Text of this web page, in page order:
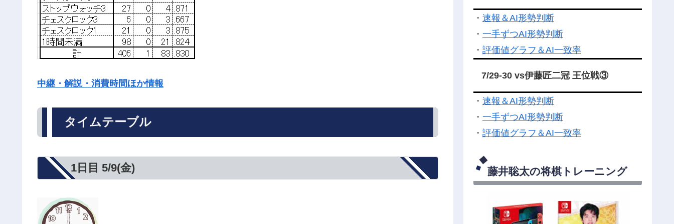
中継・解説・消費時間ほか情報
タイムテーブル
1日目 5/9(金)
・ 速報＆AI形勢判断
・ 一手ずつAI形勢判断
・ 評価値グラフ＆AI一致率
7/29-30 vs伊藤匠二冠 王位戦③
・ 速報＆AI形勢判断
・ 一手ずつAI形勢判断
・ 評価値グラフ＆AI一致率
藤井聡太の将棋トレーニング